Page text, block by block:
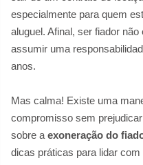
especialmente para quem
aluguel. Afinal, ser fiador
assumir uma
anos.
Mas calma! Existe uma
compromisso sem
sobre a exoneração do
dicas práticas para lidar